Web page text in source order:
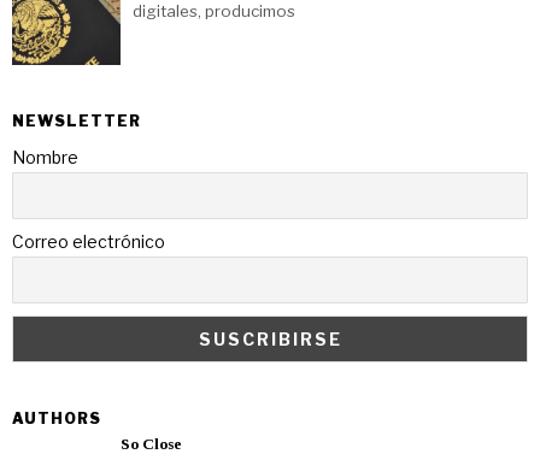
digitales, producimos
NEWSLETTER
Nombre
Correo electrónico
AUTHORS
So Close